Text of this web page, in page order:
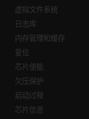
虚拟文件系统
日志库
内存管理和缓存
复位
芯片使能
欠压保护
启动过程
芯片信息